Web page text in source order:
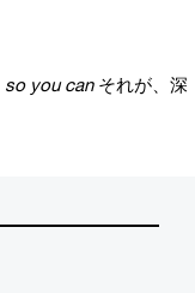
so you can それが、深